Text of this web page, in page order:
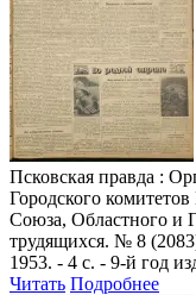
Псковская правда :
Городского
Союза, Областного и
трудящихся. № 8
1953. - 4 с. - 9-й год
Читать Подробнее